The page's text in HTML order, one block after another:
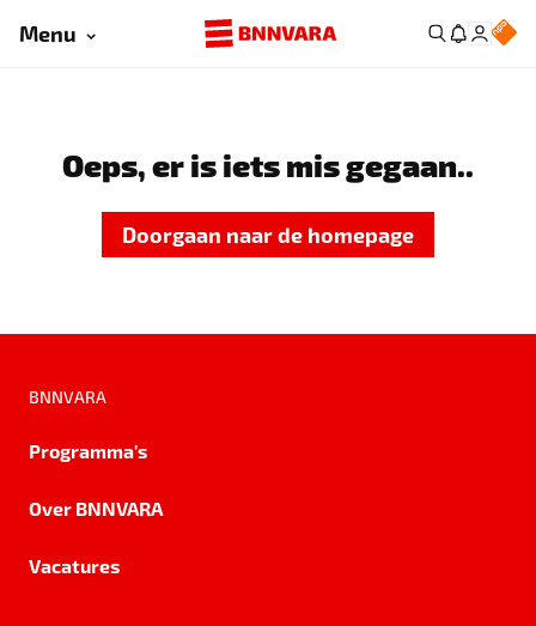
Menu
Oeps, er is iets mis gegaan..
Doorgaan naar de homepage
BNNVARA
Programma's
Over BNNVARA
Vacatures